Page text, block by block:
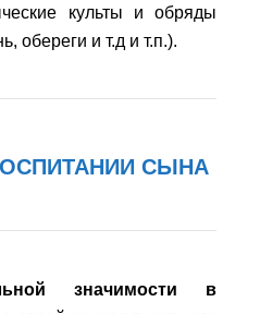
культы и обряды
обереги и т.д и т.п.).
СЫНА
значимости в